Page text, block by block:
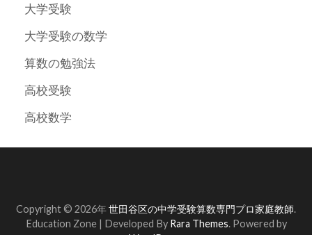
大学受験
大学受験の数学
算数の勉強法
高校受験
高校数学
Copyright © 2026年世田谷区の中学受験算数専門プロ家庭教師.
Education Zone | Developed By Rara Themes. Powered by